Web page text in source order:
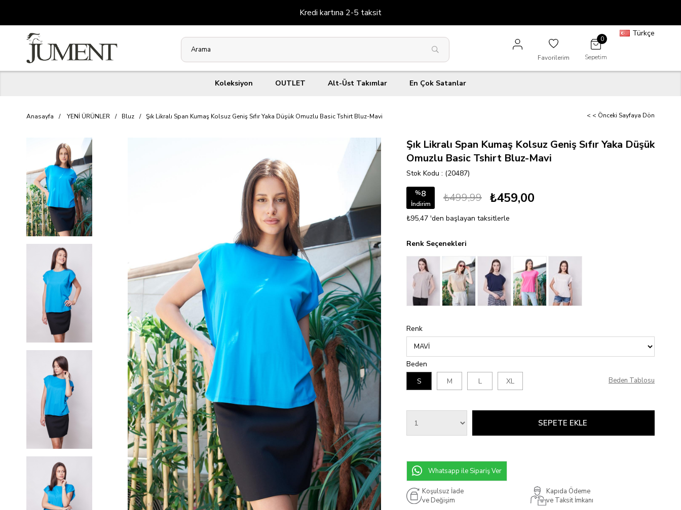
Kredi kartına 2-5 taksit
Türkçe
Sepetim
0
Favorilerim
Koleksiyon OUTLET Alt-Üst Takımlar En Çok Satanlar
Anasayfa YENİ ÜRÜNLER Bluz Şık Likralı Span Kumaş Kolsuz Geniş Sıfır Yaka Düşük Omuzlu Basic Tshirt Bluz-Mavi < < Önceki Sayfaya Dön
Şık Likralı Span Kumaş Kolsuz Geniş Sıfır Yaka Düşük
Omuzlu Basic Tshirt Bluz-Mavi
Stok Kodu (20487)
%8
İndirim ₺499,99 ₺459,00
₺95,47 'den başlayan taksitlerle
Renk Seçenekleri
Renk
Beden
S
M L XL Beden Tablosu
Whatsapp ile Sipariş Ver
Koşulsuz İade
ve Değişim
Kapıda Ödeme
ve Taksit İmkanı